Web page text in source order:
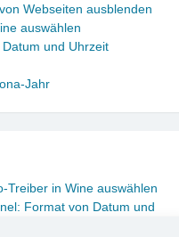
Webseiten ausblenden
auswählen
und Uhrzeit
Jahr
Treiber in Wine auswählen
Format von Datum und